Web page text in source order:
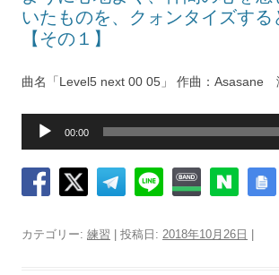
いたものを、クォンタイズする
【その１】
曲名「Level5 next 00 05」 作曲：Asasane
プ
ヤ
00:00
カテゴリー: 練習 | 投稿日: 2018年10月26日